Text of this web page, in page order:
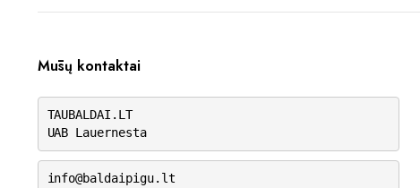
Mūsų kontaktai
TAUBALDAI.LT
UAB Lauernesta
info@baldaipigu.lt